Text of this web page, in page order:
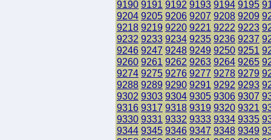
9190 9191 9192 9193 9194 9195
9204 9205 9206 9207 9208 9209
9218 9219 9220 9221 9222 9223
9232 9233 9234 9235 9236 9237
9246 9247 9248 9249 9250 9251
9260 9261 9262 9263 9264 9265
9274 9275 9276 9277 9278 9279
9288 9289 9290 9291 9292 9293
9302 9303 9304 9305 9306 9307
9316 9317 9318 9319 9320 9321
9330 9331 9332 9333 9334 9335
9344 9345 9346 9347 9348 9349